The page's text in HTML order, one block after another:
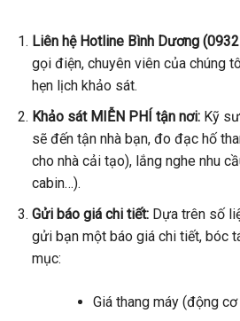
Liên hệ Hotline Bình Dương
gọi điện, chuyên viên của chúng
hẹn lịch khảo sát.
Khảo sát MIỄN PHÍ tận nơi:Kỹ sư
sẽ đến tận nhà bạn, đo đạc hố
cho nhà cải tạo), lắng nghe nhu
cabin…).
Gửi báo giá chi tiết:Dựa trên số
gửi bạn một báo giá chi tiết, bóc
mục:
Giá thang máy (động